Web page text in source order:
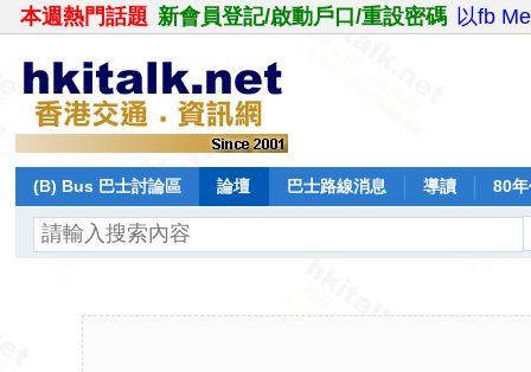
本週熱門話題 新會員登記/啟動戶口/重設密碼 以fb
(B) Bus 巴士討論區 論壇 巴士路線消息 導讀 80